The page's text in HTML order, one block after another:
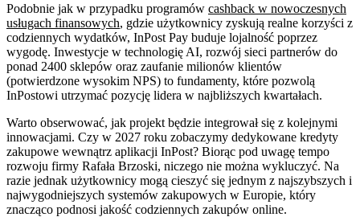
Podobnie jak w przypadku programów cashback w nowoczesnych
usługach finansowych, gdzie użytkownicy zyskują realne korzyści z
codziennych wydatków, InPost Pay buduje lojalność poprzez
wygodę. Inwestycje w technologię AI, rozwój sieci partnerów do
ponad 2400 sklepów oraz zaufanie milionów klientów
(potwierdzone wysokim NPS) to fundamenty, które pozwolą
InPostowi utrzymać pozycję lidera w najbliższych kwartałach.
Warto obserwować, jak projekt będzie integrował się z kolejnymi
innowacjami. Czy w 2027 roku zobaczymy dedykowane kredyty
zakupowe wewnątrz aplikacji InPost? Biorąc pod uwagę tempo
rozwoju firmy Rafała Brzoski, niczego nie można wykluczyć. Na
razie jednak użytkownicy mogą cieszyć się jednym z najszybszych i
najwygodniejszych systemów zakupowych w Europie, który
znacząco podnosi jakość codziennych zakupów online.